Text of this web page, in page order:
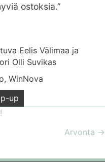
ostoksia.”
Eelis Välimaa ja
Olli Suvikas
WinNova
up
Arvonta →